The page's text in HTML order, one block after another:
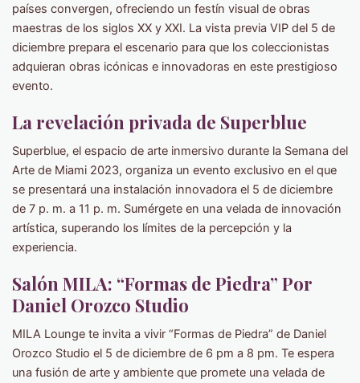
países convergen, ofreciendo un festín visual de obras
maestras de los siglos XX y XXI. La vista previa VIP del 5 de
diciembre prepara el escenario para que los coleccionistas
adquieran obras icónicas e innovadoras en este prestigioso
evento.
La revelación privada de Superblue
Superblue, el espacio de arte inmersivo durante la Semana del
Arte de Miami 2023, organiza un evento exclusivo en el que
se presentará una instalación innovadora el 5 de diciembre
de 7 p. m. a 11 p. m. Sumérgete en una velada de innovación
artística, superando los límites de la percepción y la
experiencia.
Salón MILA: “Formas de Piedra” Por
Daniel Orozco Studio
MILA Lounge te invita a vivir “Formas de Piedra” de Daniel
Orozco Studio el 5 de diciembre de 6 pm a 8 pm. Te espera
una fusión de arte y ambiente que promete una velada de